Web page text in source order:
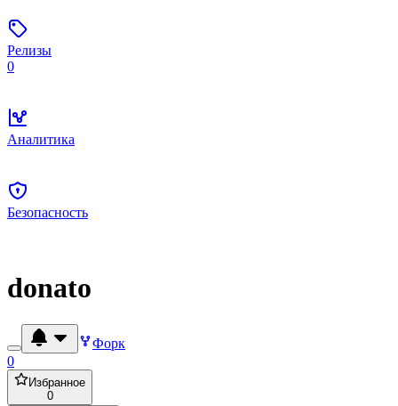
Релизы
0
Аналитика
Безопасность
donato
Форк
0
Избранное
0